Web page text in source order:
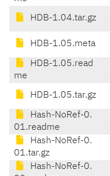
HDB-1.04.tar.gz
HDB-1.05.meta
HDB-1.05.read
me
HDB-1.05.tar.gz
Hash-NoRef-0.
01.readme
Hash-NoRef-0.
01.tar.gz
Hash-NoRef-0.